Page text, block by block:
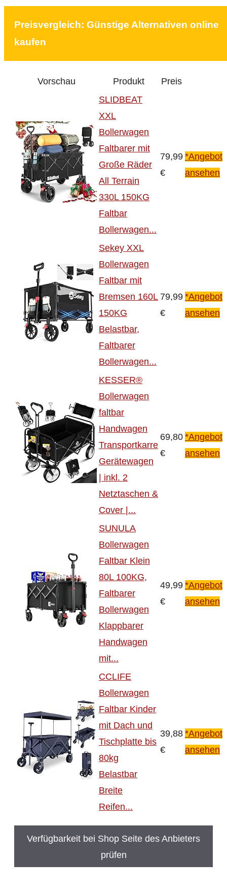
Preisvergleich: Günstige Alternativen online
kaufen
Vorschau Produkt
Preis
SLIDBEAT
XXL
Bollerwagen
Faltbarer mit
Große Räder
All Terrain
330L 150KG
Faltbar
Bollerwagen...
79,99
€
*Angebot
ansehen
Sekey XXL
Bollerwagen
Faltbar mit
Bremsen 160L
150KG
Belastbar,
Faltbarer
Bollerwagen...
79,99
€
*Angebot
ansehen
KESSER®
Bollerwagen
faltbar
Handwagen
Transportkarre
Gerätewagen
| inkl. 2
Netztaschen &
Cover |...
69,80
€
*Angebot
ansehen
SUNULA
Bollerwagen
Faltbar Klein
80L 100KG,
Faltbarer
Bollerwagen
Klappbarer
Handwagen
mit...
49,99
€
*Angebot
ansehen
CCLIFE
Bollerwagen
Faltbar Kinder
mit Dach und
Tischplatte bis
80kg
Belastbar
Breite
Reifen...
39,88
€
*Angebot
ansehen
Verfügbarkeit bei Shop Seite des Anbieters
prüfen